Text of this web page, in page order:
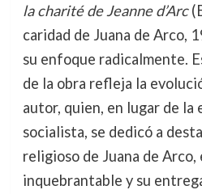
la charité de Jeanne d’Arc
caridad de Juana de Arco,
su enfoque radicalmente.
de la obra refleja la
autor, quien, en lugar de la
socialista, se dedicó a
religioso de Juana de
inquebrantable y su